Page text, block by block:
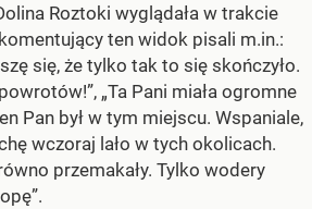
Roztoki wyglądała w trakcie
ten widok pisali m.in.:
się, że tylko tak to się skończyło.
„Ta Pani miała ogromne
Pan był w tym miejscu. Wspaniale,
wczoraj lało w tych okolicach.
przemakały. Tylko wodery